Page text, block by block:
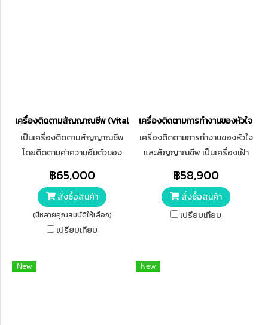
เครื่องติดตามสัญญาณชีพ (Vital Signs Monitor) Biolight รุ่น V9
เป็นเครื่องติดตามสัญญาณชีพ
โดยติดตามค่าความอิ่มตัวของ
ออกซิเจนในเลือด (SpO2), ค่า
ชีพจร (Pulse Rate) และ ความดัน
โลหิตชนิดวัดภายนอกหลอดเลือด
(NIBP)
฿65,000
สั่งซื้อสินค้า
(มีหลายคุณสมบัติให้เลือก)
เปรียบเทียบ
เครื่องติดตามการทํางานของหัวใจ
เครื่องติดตามการทํางานของหัวใจ
และสัญญาณชีพ เป็นเครื่องเฝ้า
ติดตามคลื่นไฟฟ้าหัวใจ, วัดอัตรา
การเต้นของหัวใจ, วัดความดัน
โลหิต, วัดปริมาณความ อิ่มตัวของ
ออกซิเจนในเลือด, วัดอุณหภูมิ
Manual, Auto, Stat ค่าความ
฿58,900
สั่งซื้อสินค้า
เปรียบเทียบ
New New